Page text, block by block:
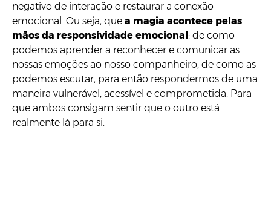
negativo de interação e restaurar a conexão
emocional. Ou seja, que a magia acontece pelas
mãos da responsividade emocional : de como
podemos aprender a reconhecer e comunicar as
nossas emoções ao nosso companheiro, de como as
podemos escutar, para então respondermos de uma
maneira vulnerável, acessível e comprometida. Para
que ambos consigam sentir que o outro está
realmente lá para si.